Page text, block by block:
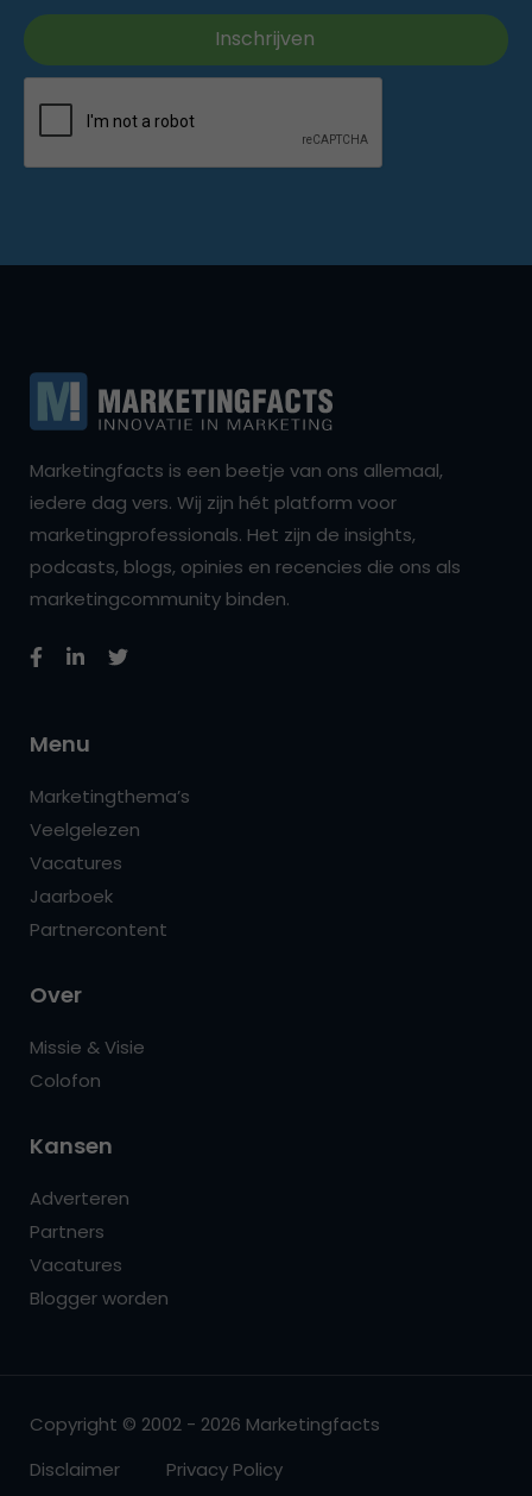
Marketingfacts is een beetje van ons allemaal,
iedere dag vers. Wij zijn hét platform voor
marketingprofessionals. Het zijn de insights,
podcasts, blogs, opinies en recencies die ons als
marketingcommunity binden.
Menu
Marketingthema’s
Veelgelezen
Vacatures
Jaarboek
Partnercontent
Over
Missie & Visie
Colofon
Kansen
Adverteren
Partners
Vacatures
Blogger worden
Copyright © 2002 - 2026 Marketingfacts
Disclaimer
Privacy Policy